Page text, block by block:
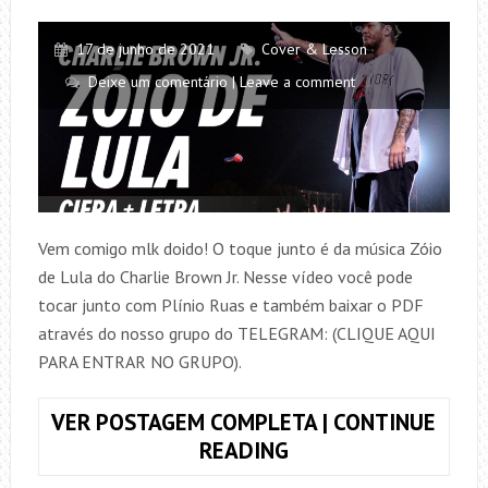
17 de junho de 2021
Cover & Lesson
Deixe um comentário | Leave a comment
Vem comigo mlk doido! O toque junto é da música Zóio
de Lula do Charlie Brown Jr. Nesse vídeo você pode
tocar junto com Plínio Ruas e também baixar o PDF
através do nosso grupo do TELEGRAM: (CLIQUE AQUI
PARA ENTRAR NO GRUPO).
VER POSTAGEM COMPLETA | CONTINUE
READINGTOQUE